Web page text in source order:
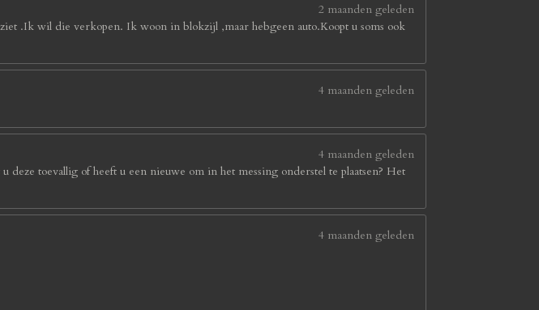
2 maanden geleden
.Ik wil die verkopen. Ik woon in blokzijl ,maar hebgeen auto.Koopt u soms ook
4 maanden geleden
4 maanden geleden
toevallig of heeft u een nieuwe om in het messing onderstel te plaatsen? Het
4 maanden geleden